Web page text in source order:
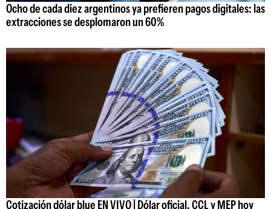
Ocho de cada diez argentinos ya prefieren pagos digitales: las
extracciones se desplomaron un 60%
Cotización dólar blue EN VIVO | Dólar oficial, CCL y MEP hoy